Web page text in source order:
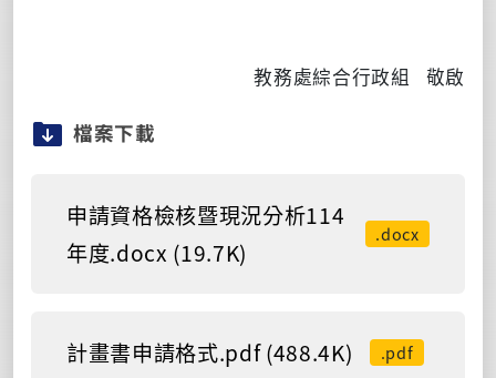
教務處綜合行政組 敬啟
檔案下載
申請資格檢核暨現況分析114
年度.docx (19.7K)
.docx
計畫書申請格式.pdf (488.4K) .pdf